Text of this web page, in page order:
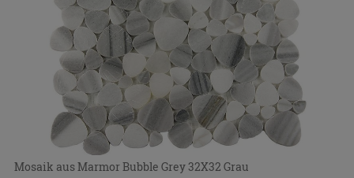
Mosaik aus Marmor Bubble Grey 32X32 Grau